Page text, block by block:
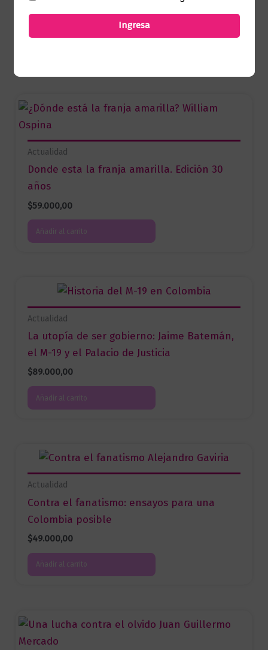
Colombia global
Actualidad
Donde esta la franja amarilla. Edición 30
años
$59.000,00
Añadir al carrito
Actualidad
La utopía de ser gobierno: Jaime Batemán,
el M-19 y el Palacio de Justicia
$89.000,00
Añadir al carrito
Actualidad
Contra el fanatismo: ensayos para una
Colombia posible
$49.000,00
Añadir al carrito
Ingresa